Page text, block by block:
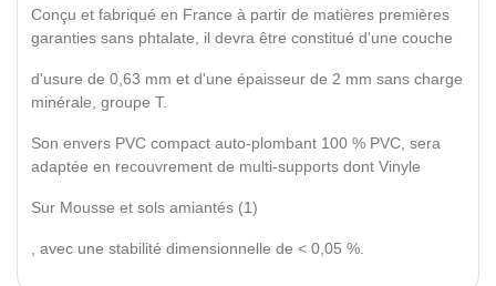
Conçu et fabriqué en France à partir de matières premières
garanties sans phtalate, il devra être constitué d'une couche
d'usure de 0,63 mm et d'une épaisseur de 2 mm sans charge
minérale, groupe T.
Son envers PVC compact auto-plombant 100 % PVC, sera
adaptée en recouvrement de multi-supports dont Vinyle
Sur Mousse et sols amiantés (1)
, avec une stabilité dimensionnelle de < 0,05 %.